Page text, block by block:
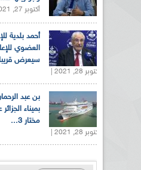
أكتوبر 27, 2021 |
أحمد بلدية
العضوي
سيعرض
أكتوبر 28, 2021 |
بن عبد
بميناء
مختار 3...
أكتوبر 28, 2021 |